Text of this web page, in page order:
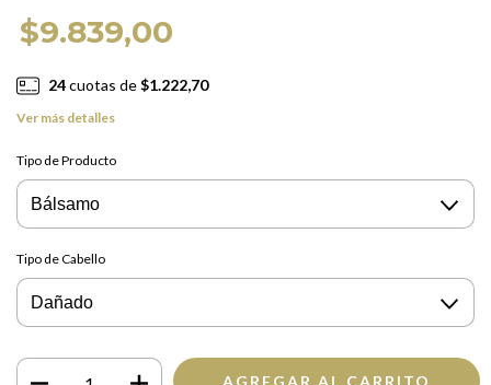
$9.839,00
24cuotas de$1.222,70
Ver más detalles
Tipo de Producto
Tipo de Cabello